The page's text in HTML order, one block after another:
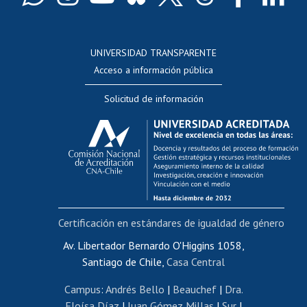
Docentes
Evaluación docente
Calificación académica
Postulación al AUCAI
Funcionarias/os
Cursos internos de capacitación
Bienestar del personal
Portal de movilidad interna
Certificado de renta
Certificado de renta honorarios
Editar páginas blancas
UNIVERSIDAD TRANSPARENTE
Acceso a información pública
Solicitud de información
Av. Libertador Bernardo O'Higgins 1058,
Santiago de Chile, Casa Central
Campus: Andrés Bello | Beauchef| Dra.
Certificación en estándares de igualdad de género